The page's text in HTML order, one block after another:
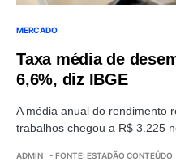
MERCADO
Taxa média de
6,6%, diz IBGE
A média anual do rendimento
trabalhos chegou a R$ 3.225
ADMIN - FONTE: ESTADÃO CONTEÚDO